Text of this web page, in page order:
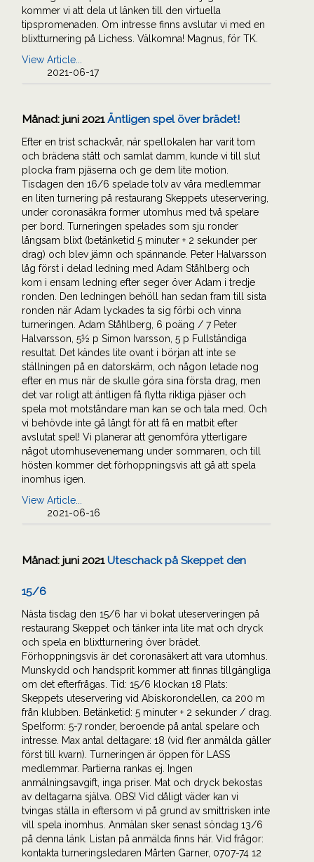
kommer vi att dela ut länken till den virtuella
tipspromenaden. Om intresse finns avslutar vi med en
blixtturnering på Lichess. Välkomna! Magnus, för TK.
View Article...
2021-06-17
Månad: juni 2021 Äntligen spel över brädet!
Efter en trist schackvår, när spellokalen har varit tom
och brädena stått och samlat damm, kunde vi till slut
plocka fram pjäserna och ge dem lite motion.
Tisdagen den 16/6 spelade tolv av våra medlemmar
en liten turnering på restaurang Skeppets uteservering,
under coronasäkra former utomhus med två spelare
per bord. Turneringen spelades som sju ronder
långsam blixt (betänketid 5 minuter + 2 sekunder per
drag) och blev jämn och spännande. Peter Halvarsson
låg först i delad ledning med Adam Ståhlberg och
kom i ensam ledning efter seger över Adam i tredje
ronden. Den ledningen behöll han sedan fram till sista
ronden när Adam lyckades ta sig förbi och vinna
turneringen. Adam Ståhlberg, 6 poäng / 7 Peter
Halvarsson, 5½ p Simon Ivarsson, 5 p Fullständiga
resultat. Det kändes lite ovant i början att inte se
ställningen på en datorskärm, och någon letade nog
efter en mus när de skulle göra sina första drag, men
det var roligt att äntligen få flytta riktiga pjäser och
spela mot motståndare man kan se och tala med. Och
vi behövde inte gå långt för att få en matbit efter
avslutat spel! Vi planerar att genomföra ytterligare
något utomhusevenemang under sommaren, och till
hösten kommer det förhoppningsvis att gå att spela
inomhus igen.
View Article...
2021-06-16
Månad: juni 2021 Uteschack på Skeppet den
15/6
Nästa tisdag den 15/6 har vi bokat uteserveringen på
restaurang Skeppet och tänker inta lite mat och dryck
och spela en blixtturnering över brädet.
Förhoppningsvis är det coronasäkert att vara utomhus.
Munskydd och handsprit kommer att finnas tillgängliga
om det efterfrågas. Tid: 15/6 klockan 18 Plats:
Skeppets uteservering vid Abiskorondellen, ca 200 m
från klubben. Betänketid: 5 minuter + 2 sekunder / drag.
Spelform: 5-7 ronder, beroende på antal spelare och
intresse. Max antal deltagare: 18 (vid fler anmälda gäller
först till kvarn). Turneringen är öppen för LASS
medlemmar. Partierna rankas ej. Ingen
anmälningsavgift, inga priser. Mat och dryck bekostas
av deltagarna själva. OBS! Vid dåligt väder kan vi
tvingas ställa in eftersom vi på grund av smittrisken inte
vill spela inomhus. Anmälan sker senast söndag 13/6
på denna länk. Listan på anmälda finns här. Vid frågor:
kontakta turneringsledaren Mårten Garner, 0707-74 12